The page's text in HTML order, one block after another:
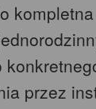
przez